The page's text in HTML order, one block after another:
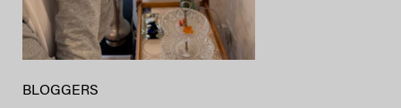
BLOGGERS